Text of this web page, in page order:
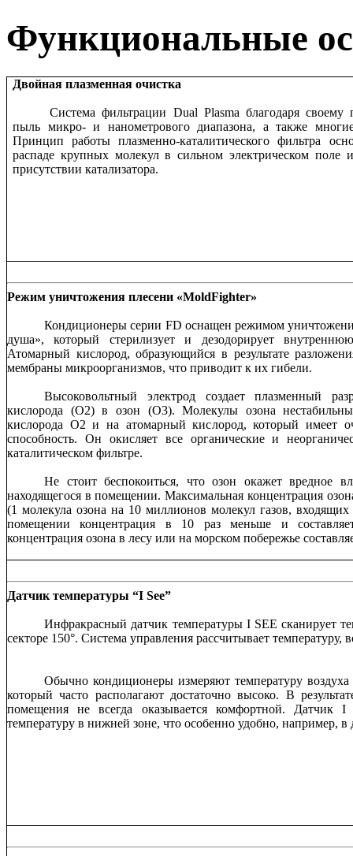
Функциональные
Двойная плазменная очистка
Система фильтрации Dual Plasma благодаря своему
пыль микро- и нанометрового диапазона, а также
Принцип работы плазменно-каталитического фильтра
распаде крупных молекул в сильном электрическом поле
присутствии катализатора.
Режим уничтожения плесени «MoldFighter»
Кондиционеры серии FD оснащен режимом
душа», который стерилизует и дезодорирует
Атомарный кислород, образующийся в результате
мембраны микроорганизмов, что приводит к их гибели.
Высоковольтный электрод создает плазменный
кислорода (O2) в озон (O3). Молекулы озона
кислорода О2 и на атомарный кислород, который имеет
способность. Он окисляет все органические и
каталитическом фильтре.
Не стоит беспокоиться, что озон окажет вредное
находящегося в помещении. Максимальная концентрация
(1 молекула озона на 10 миллионов молекул газов,
помещении концентрация в 10 раз меньше и
концентрация озона в лесу или на морском побережье
Датчик температуры “I See”
Инфракрасный датчик температуры I SEE сканирует
секторе 150°. Система управления рассчитывает
Обычно кондиционеры измеряют температуру
который часто располагают достаточно высоко. В
помещения не всегда оказывается комфортной. Датчик I
температуру в нижней зоне, что особенно удобно, например, в